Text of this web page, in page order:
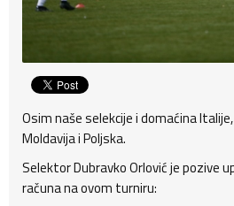
Osim naše selekcije i domaćina
Moldavija i Poljska.
Selektor Dubravko Orlović je pozive
računa na ovom turniru: